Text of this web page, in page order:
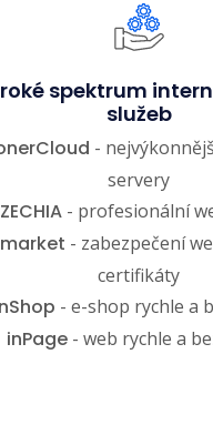
spektrum
služeb
-
servery
- profesionální
- zabezpečení
certifikáty
- e-shop rychle a
inPage- web rychle a